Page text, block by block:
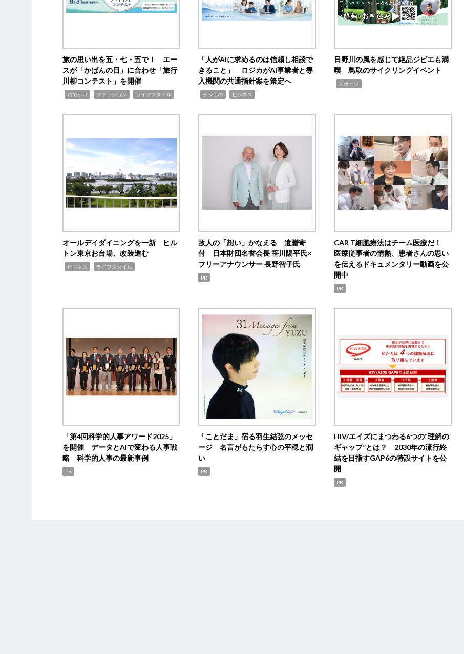
旅の思い出を五・七・五で！ エー
スが「かばんの日」に合わせ「旅行
川柳コンテスト」を開催
おでかけ ファッション ライフスタイル
「人がAIに求めるのは信頼し相談で
きること」 ロジカがAI事業者と導
入機関の共通指針案を策定へ
デジもの ビジネス
日野川の風を感じて絶品ジビエも満
喫 鳥取のサイクリングイベント
スポーツ
オールデイダイニングを一新 ヒル
トン東京お台場、改装進む
ビジネス ライフスタイル
故人の「想い」かなえる 遺贈寄
付 日本財団名誉会長 笹川陽平氏×
フリーアナウンサー 長野智子氏
PR
CAR T細胞療法はチーム医療だ！
医療従事者の情熱、患者さんの思い
を伝えるドキュメンタリー動画を公
開中
PR
「第4回科学的人事アワード2025」
を開催 データとAIで変わる人事戦
略 科学的人事の最新事例
PR
「ことだま」宿る羽生結弦のメッセ
ージ 名言がもたらす心の平穏と潤
い
PR
HIV/エイズにまつわる6つの“理解の
ギャップ”とは？ 2030年の流行終
結を目指すGAP6の特設サイトを公
開
PR